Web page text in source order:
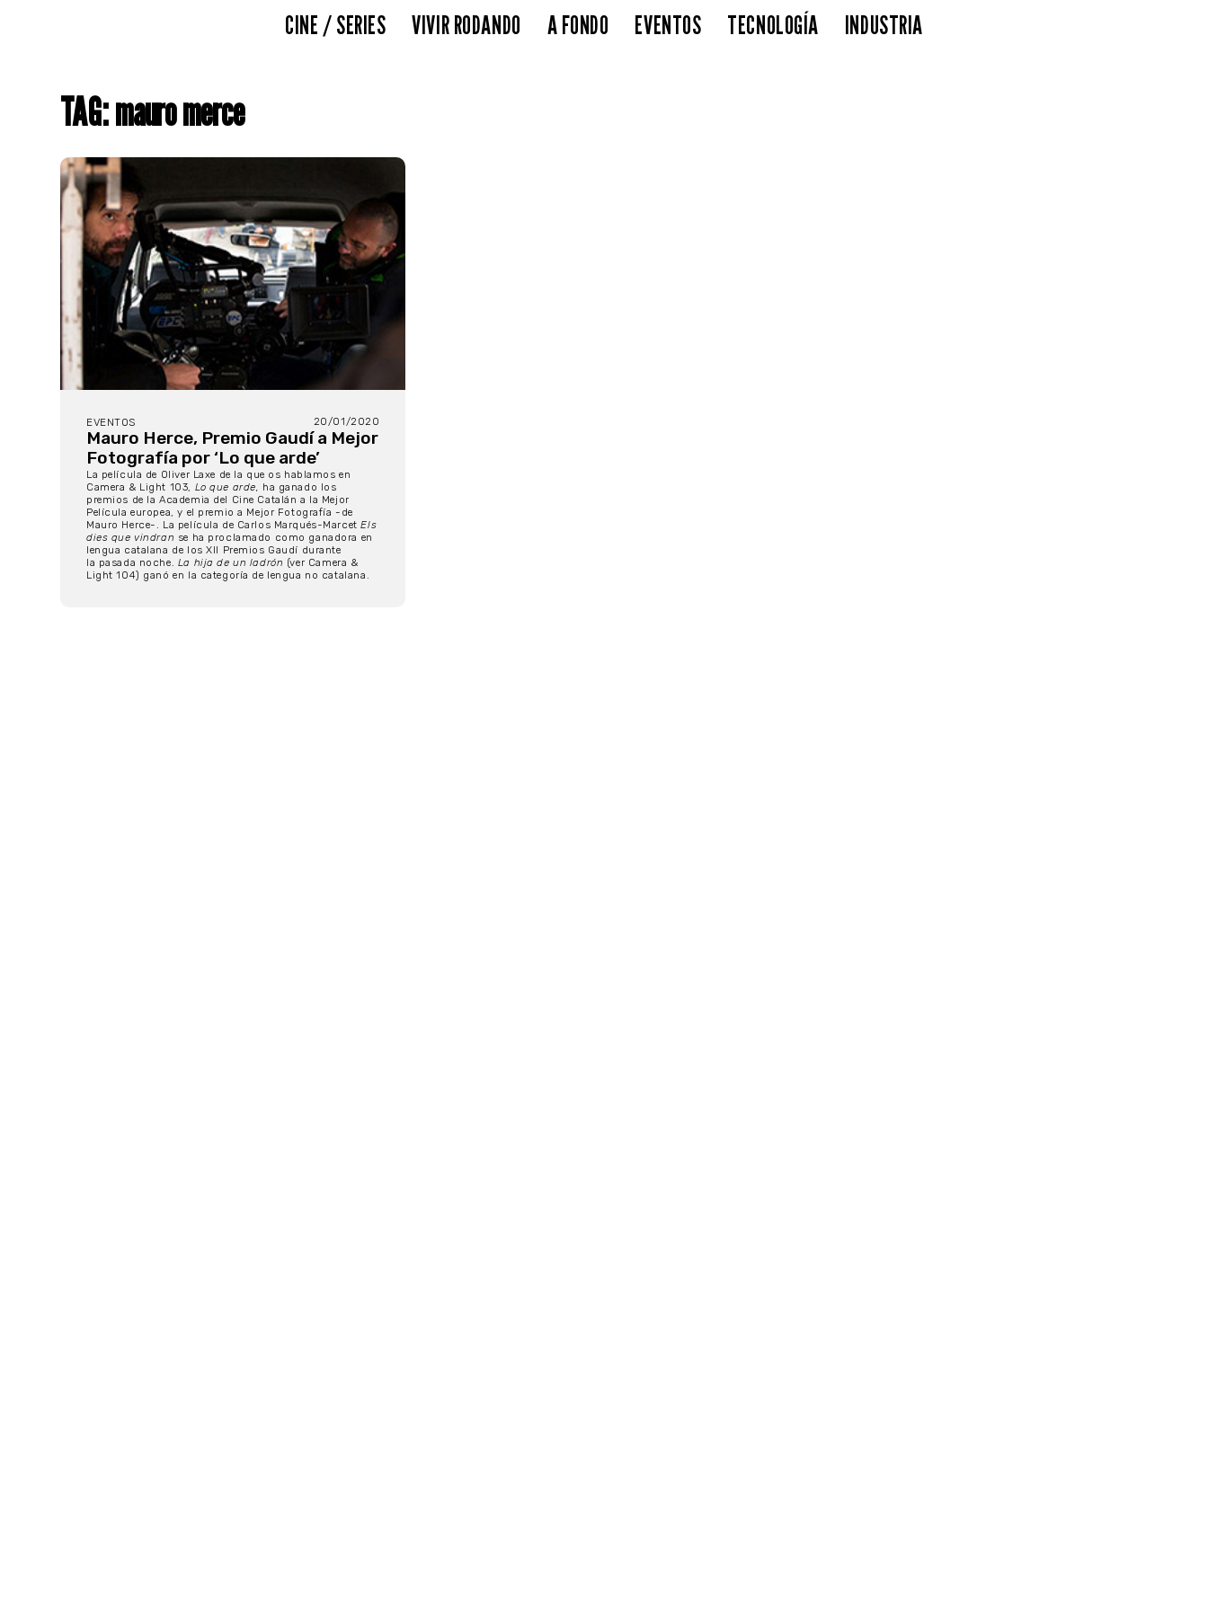
CINE / SERIES VIVIR RODANDO A FONDO EVENTOS TECNOLOGÍA INDUSTRIA
TAG: mauro merce
EVENTOS 20/01/2020
Mauro Herce, Premio Gaudí a Mejor
Fotografía por ‘Lo que arde’
La película de Oliver Laxe de la que os hablamos en
Camera & Light 103, Lo que arde, ha ganado los
premios de la Academia del Cine Catalán a la Mejor
Película europea, y el premio a Mejor Fotografía -de
Mauro Herce-. La película de Carlos Marqués-MarcetEls
dies que vindran se ha proclamado como ganadora en
lengua catalana de los XII Premios Gaudí durante
la pasada noche. La hija de un ladrón (ver Camera &
Light 104) ganó en la categoría de lengua no catalana.